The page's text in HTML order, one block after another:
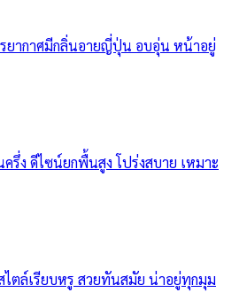
ากาศมีกลิ่นอายญี่ปุ่น อบอุ่น หน้าอยู่
รึ่ง ดีไซน์ยกพื้นสูง โปร่งสบาย เหมาะ
ตล์เรียบหรู สวยทันสมัย น่าอยู่ทุกมุม